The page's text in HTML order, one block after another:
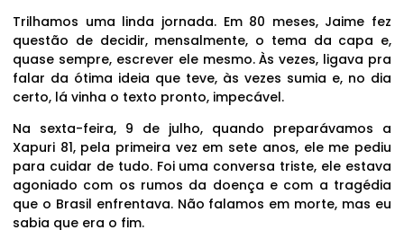
Trilhamos uma linda jornada. Em 80 meses, Jaime fez
questão de decidir, mensalmente, o tema da capa e,
quase sempre, escrever ele mesmo. Às vezes, ligava pra
falar da ótima ideia que teve, às vezes sumia e, no dia
certo, lá vinha o texto pronto, impecável.
Na sexta-feira, 9 de julho, quando preparávamos a
Xapuri 81, pela primeira vez em sete anos, ele me pediu
para cuidar de tudo. Foi uma conversa triste, ele estava
agoniado com os rumos da doença e com a tragédia
que o Brasil enfrentava. Não falamos em morte, mas eu
sabia que era o fim.